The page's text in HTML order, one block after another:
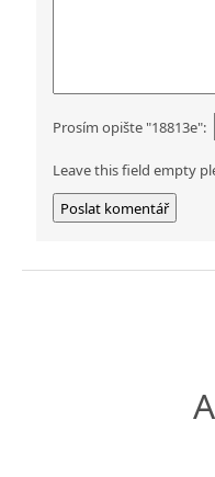
Prosím opište "18813e":
Leave this field empty